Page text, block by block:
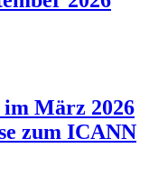
im März 2026
zum ICANN